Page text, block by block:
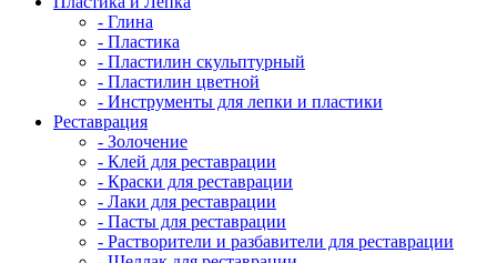
- Глина
- Пластика
- Пластилин скульптурный
- Пластилин цветной
- Инструменты для лепки и пластики
Реставрация
- Золочение
- Клей для реставрации
- Краски для реставрации
- Лаки для реставрации
- Пасты для реставрации
- Растворители и разбавители для реставрации